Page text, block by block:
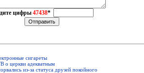
цифры 47438*
сигареты
о церкви адекватным
из-за статуса друзей покойного